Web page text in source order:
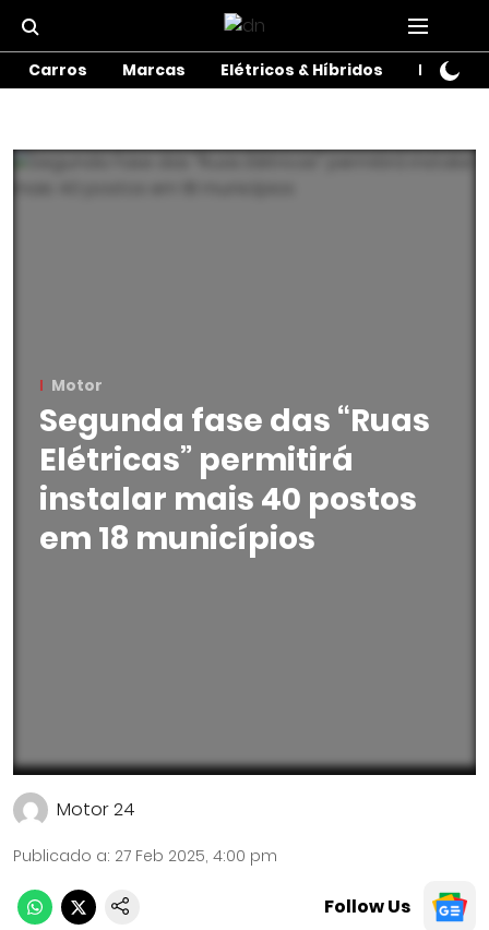
Carros Marcas Elétricos & Híbridos Motos
Motor
Segunda fase das “Ruas
Elétricas” permitirá
instalar mais 40 postos
em 18 municípios
Motor 24
Publicado a: 27 Feb 2025, 4:00 pm
Follow Us